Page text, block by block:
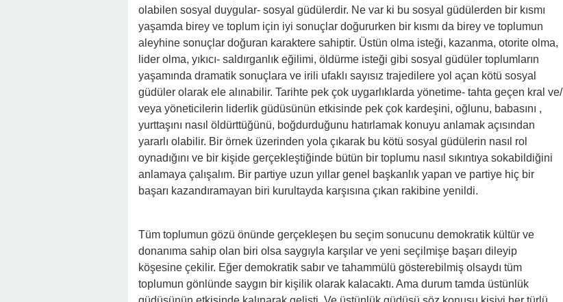
olabilen sosyal duygular- sosyal güdülerdir. Ne var ki bu sosyal güdülerden bir kısmı
yaşamda birey ve toplum için iyi sonuçlar doğururken bir kısmı da birey ve toplumun
aleyhine sonuçlar doğuran karaktere sahiptir. Üstün olma isteği, kazanma, otorite olma,
lider olma, yıkıcı- saldırganlık eğilimi, öldürme isteği gibi sosyal güdüler toplumların
yaşamında dramatik sonuçlara ve irili ufaklı sayısız trajedilere yol açan kötü sosyal
güdüler olarak ele alınabilir. Tarihte pek çok uygarlıklarda yönetime- tahta geçen kral ve/
veya yöneticilerin liderlik güdüsünün etkisinde pek çok kardeşini, oğlunu, babasını ,
yurttaşını nasıl öldürttüğünü, boğdurduğunu hatırlamak konuyu anlamak açısından
yararlı olabilir. Bir örnek üzerinden yola çıkarak bu kötü sosyal güdülerin nasıl rol
oynadığını ve bir kişide gerçekleştiğinde bütün bir toplumu nasıl sıkıntıya sokabildiğini
anlamaya çalışalım. Bir partiye uzun yıllar genel başkanlık yapan ve partiye hiç bir
başarı kazandıramayan biri kurultayda karşısına çıkan rakibine yenildi.
Tüm toplumun gözü önünde gerçekleşen bu seçim sonucunu demokratik kültür ve
donanıma sahip olan biri olsa saygıyla karşılar ve yeni seçilmişe başarı dileyip
köşesine çekilir. Eğer demokratik sabır ve tahammülü gösterebilmiş olsaydı tüm
toplumun gönlünde saygın bir kişilik olarak kalacaktı. Ama durum tamda üstünlük